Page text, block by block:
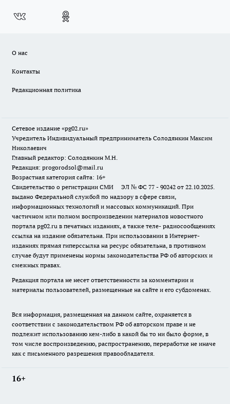
О нас
Контакты
Редакционная политика
Сетевое издание «pg02.ru»
Учредитель Индивидуальный предприниматель Солодянкин Максим
Николаевич
Главный редактор: Солодянкин М.Н.
Редакция: progorodsol@mail.ru
Возрастная категория сайта: 16+
Свидетельство о регистрации СМИ ЭЛ № ФС 77 - 90242 от 22.10.2025.
выдано Федеральной службой по надзору в сфере связи,
информационных технологий и массовых коммуникаций. При
частичном или полном воспроизведении материалов новостного
портала pg02.ru в печатных изданиях, а также теле- радиосообщениях
ссылка на издание обязательна. При использовании в Интернет-
изданиях прямая гиперссылка на ресурс обязательна, в противном
случае будут применены нормы законодательства РФ об авторских и
смежных правах.
Редакция портала не несет ответственности за комментарии и
материалы пользователей, размещенные на сайте и его субдоменах.
Вся информация, размещенная на данном сайте, охраняется в
соответствии с законодательством РФ об авторском праве и не
подлежит использованию кем-либо в какой бы то ни было форме, в
том числе воспроизведению, распространению, переработке не иначе
как с письменного разрешения правообладателя.
16+